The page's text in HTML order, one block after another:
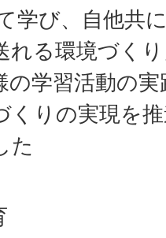
学び、自他共
れる環境づく
の学習活動の
くりの実現を
た